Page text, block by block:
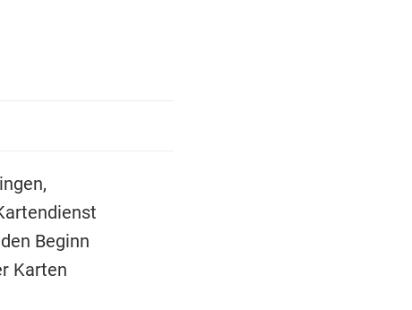
den Beginn
Karten